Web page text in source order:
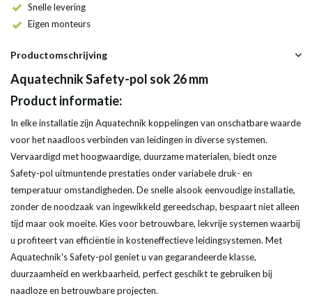
Snelle levering
Eigen monteurs
Productomschrijving
Aquatechnik Safety-pol sok 26 mm
Product informatie:
In elke installatie zijn Aquatechnik koppelingen van onschatbare waarde
voor het naadloos verbinden van leidingen in diverse systemen.
Vervaardigd met hoogwaardige, duurzame materialen, biedt onze
Safety-pol uitmuntende prestaties onder variabele druk- en
temperatuur omstandigheden. De snelle alsook eenvoudige installatie,
zonder de noodzaak van ingewikkeld gereedschap, bespaart niet alleen
tijd maar ook moeite. Kies voor betrouwbare, lekvrije systemen waarbij
u profiteert van efficiëntie in kosteneffectieve leidingsystemen. Met
Aquatechnik's Safety-pol geniet u van gegarandeerde klasse,
duurzaamheid en werkbaarheid, perfect geschikt te gebruiken bij
naadloze en betrouwbare projecten.